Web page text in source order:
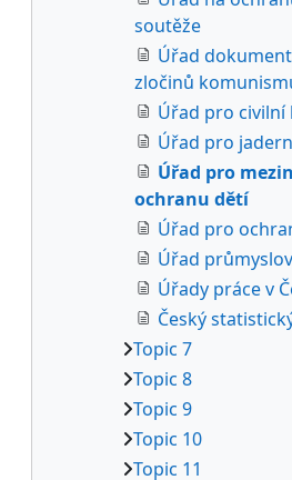
soutěže
Úřad
zločinů
Úřad pro civilní
Úřad pro
Úřad pro
ochranu dětí
Úřad pro
Úřad
Úřady práce v
Český
Topic 7
Topic 8
Topic 9
Topic 10
Topic 11